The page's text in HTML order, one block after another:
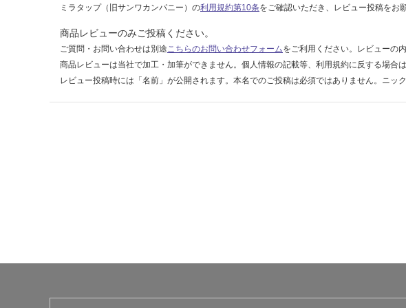
ミラタップ（旧サンワカンパニー）の利用規約第10条をご確認いただき、レビュー投稿をお
商品レビューのみご投稿ください。
ご質問・お問い合わせは別途 こちらのお問い合わせフォームをご利用ください。レビューの
商品レビューは当社で加工・加筆ができません。個人情報の記載等、利用規約に反する場合
レビュー投稿時には「名前」が公開されます。本名でのご投稿は必須ではありません。ニッ